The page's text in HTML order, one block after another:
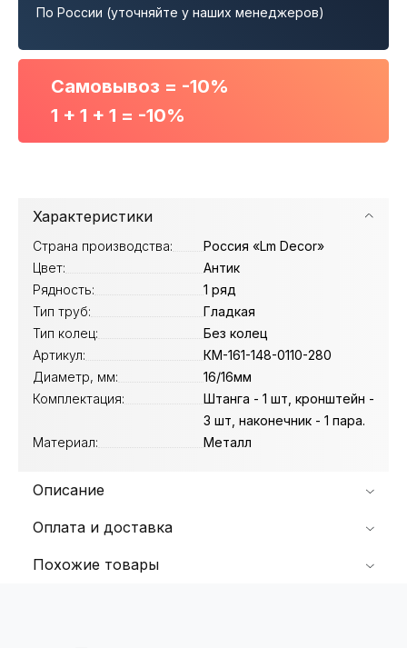
По России (уточняйте у наших менеджеров)
Самовывоз = -10%
1 + 1 + 1 = -10%
Характеристики
Страна производства:
Россия «Lm Decor»
Цвет:
Антик
Рядность:
1 ряд
Тип труб:
Гладкая
Тип колец:
Без колец
Артикул:
КМ-161-148-0110-280
Диаметр, мм:
16/16мм
Комплектация:
Штанга - 1 шт, кронштейн -
3 шт, наконечник - 1 пара.
Материал:
Металл
Описание
Оплата и доставка
Похожие товары